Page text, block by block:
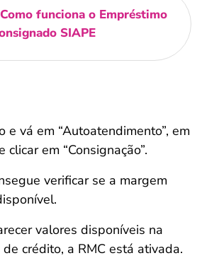
Como funciona o Empréstimo
SIAPE
e vá em “Autoatendimento”, em
em “Consignação”.
verificar se a margem
valores disponíveis na
crédito, a RMC está ativada.